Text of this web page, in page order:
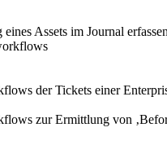
Assets im Journal
der Tickets einer
zur Ermittlung von